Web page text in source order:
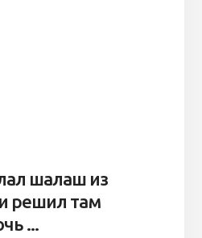
шалаш из
решил там
...